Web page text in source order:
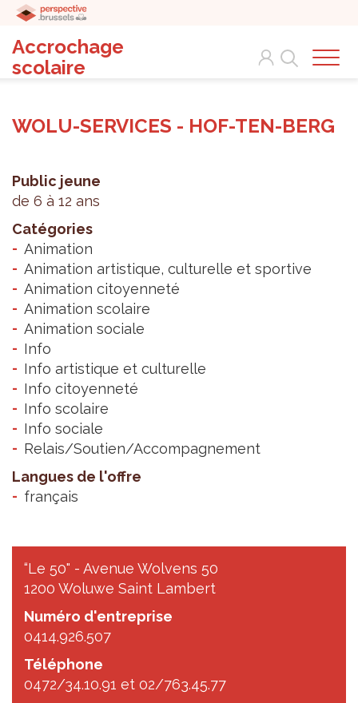
Accrochage
scolaire
Search
WOLU-SERVICES - HOF-TEN-BERG
Public jeune
de 6 à 12 ans
Catégories
Animation
Animation artistique, culturelle et sportive
Animation citoyenneté
Animation scolaire
Animation sociale
Info
Info artistique et culturelle
Info citoyenneté
Info scolaire
Info sociale
Relais/Soutien/Accompagnement
Langues de l'offre
français
“Le 50" - Avenue Wolvens 50
1200 Woluwe Saint Lambert
Numéro d'entreprise
0414.926.507
Téléphone
0472/34.10.91 et 02/763.45.77